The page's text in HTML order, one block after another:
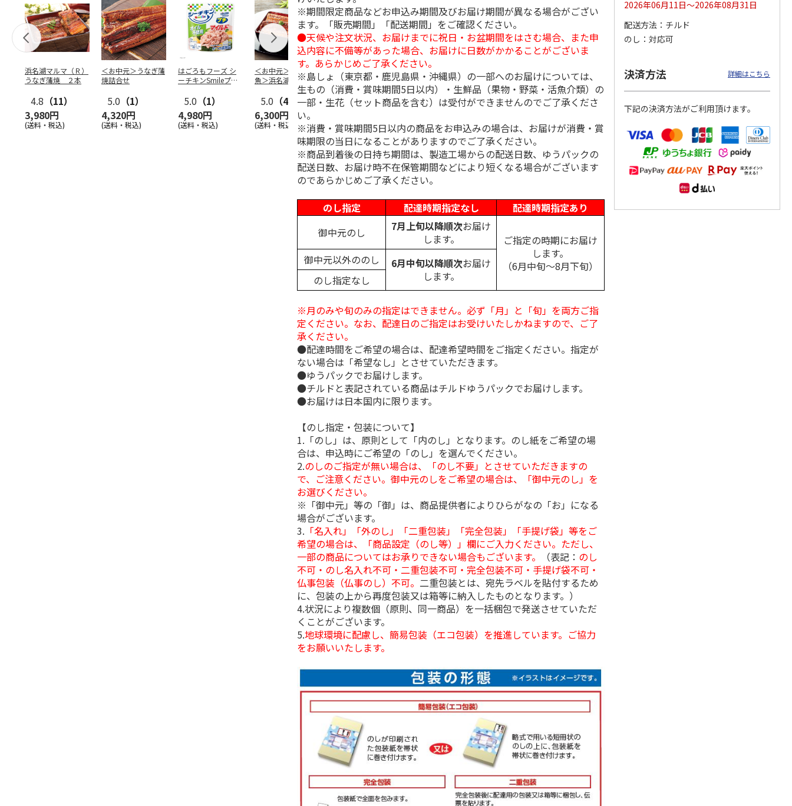
浜名湖マルマ（Ｒ）
うなぎ蒲焼 ２本
4.8 （11）
3,980円
(送料・税込)
＜お中元＞うなぎ蒲
焼詰合せ
5.0 （1）
4,320円
(送料・税込)
はごろもフーズ シ
ーチキンSmileプチ
5.0 （1）
4,980円
(送料・税込)
＜お中元＞＜大和養
魚＞浜名湖うなぎ蒲
5.0 （4）
6,300円
(送料・税込)
＜お中元＞うなぎ蒲
焼詰合せ
(送料・税込)
＜お中元＞＜大和養
魚＞浜名湖うなぎ蒲
焼４本
5.0（1）
(送料・税込)
＜お中元＞レンジで
簡単焼魚 ５切セッ
ト
5.0（1）
(送料・税込)
呼子朝市ひもの詰合
せ
4.5 （8）
(送料・税込)
＜お中元＞函館味く
らべ
2,800円
＜お中元＞愛知三河
産 うなぎ蒲焼ギフ
ト
5,800円
(送料・税込)
※期間限定商品などお申込み期間及びお届け期間が異なる場合がござい
ます。「販売期間」「配送期間」をご確認ください。
●天候や注文状況、お届けまでに祝日・お盆期間をはさむ場合、また申
込内容に不備等があった場合、お届けに日数がかかることがございま
す。あらかじめご了承ください。
※島しょ（東京都・鹿児島県・沖縄県）の一部へのお届けについては、
生もの（消費・賞味期間5日以内）・生鮮品（果物・野菜・活魚介類）の
一部・生花（セット商品を含む）は受付ができませんのでご了承くださ
い。
※消費・賞味期間5日以内の商品をお申込みの場合は、お届けが消費・賞
味期限の当日になることがありますのでご了承ください。
※商品到着後の日持ち期間は、製造工場からの配送日数、ゆうパックの
配送日数、お届け時不在保管期間などにより短くなる場合がございます
のであらかじめご了承ください。
のし指定
配達時期指定なし
配達時期指定あり
御中元のし
7月上旬以降順次お届け
します。
ご指定の時期にお届け
します。
（6月中旬～8月下旬）
御中元以外ののし 6月中旬以降順次お届け
します。
のし指定なし
※月のみや旬のみの指定はできません。必ず「月」と「旬」を両方ご指
定ください。なお、配達日のご指定はお受けいたしかねますので、ご了
承ください。
●配達時間をご希望の場合は、配達希望時間をご指定ください。指定が
ない場合は「希望なし」とさせていただきます。
●ゆうパックでお届けします。
●チルドと表記されている商品はチルドゆうパックでお届けします。
●お届けは日本国内に限ります。
【のし指定・包装について】
1.「のし」は、原則として「内のし」となります。のし紙をご希望の場
合は、申込時にご希望の「のし」を選んでください。
2.のしのご指定が無い場合は、「のし不要」とさせていただきますの
で、ご注意ください。御中元のしをご希望の場合は、「御中元のし」を
お選びください。
※「御中元」等の「御」は、商品提供者によりひらがなの「お」になる
場合がございます。
3. 「名入れ」「外のし」「二重包装」「完全包装」「手提げ袋」等をご
希望の場合は、「商品設定（のし等）」欄にご入力ください。ただし、
一部の商品についてはお承りできない場合もございます。
（表記： のし
不可・のし名入れ不可・二重包装不可・完全包装不可・手提げ袋不可・
仏事包装（仏事のし）不可。 二重包装とは、宛先ラベルを貼付するため
に、包装の上から再度包装又は箱等に納入したものとなります。）
4.状況により複数個（原則、同一商品）を一括梱包で発送させていただ
くことがございます。
5.地球環境に配慮し、簡易包装（エコ包装）を推進しています。ご協力
をお願いいたします。
2026年06月11日～2026年08月31日
配送方法
チルド
のし
対応可
決済方法 詳細はこちら
下記の決済方法がご利用頂けます。